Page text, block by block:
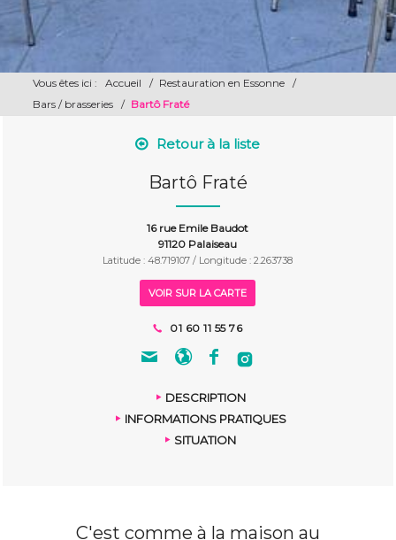
Vous êtes ici : Accueil / Restauration en Essonne
/
Bars / brasseries
/ Bartô Fraté
Retour à la liste
Bartô Fraté
16 rue Emile Baudot
91120 Palaiseau
Latitude : 48.719107 / Longitude : 2.263738
VOIR SUR LA CARTE
01 60 11 55 76
DESCRIPTION
INFORMATIONS PRATIQUES
SITUATION
C'est comme à la maison au